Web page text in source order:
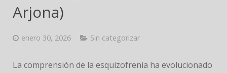
Arjona)
enero 30, 2026 Sin categorizar
La comprensión de la esquizofrenia ha evolucionado